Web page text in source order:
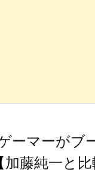
ーマーがブ
藤純一と比